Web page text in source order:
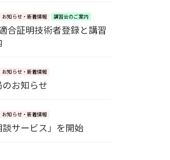
お知らせ・新着情報 講習会のご案内
合証明技術者登録と講習
お知らせ・新着情報
お知らせ
お知らせ・新着情報
談サービス」を開始